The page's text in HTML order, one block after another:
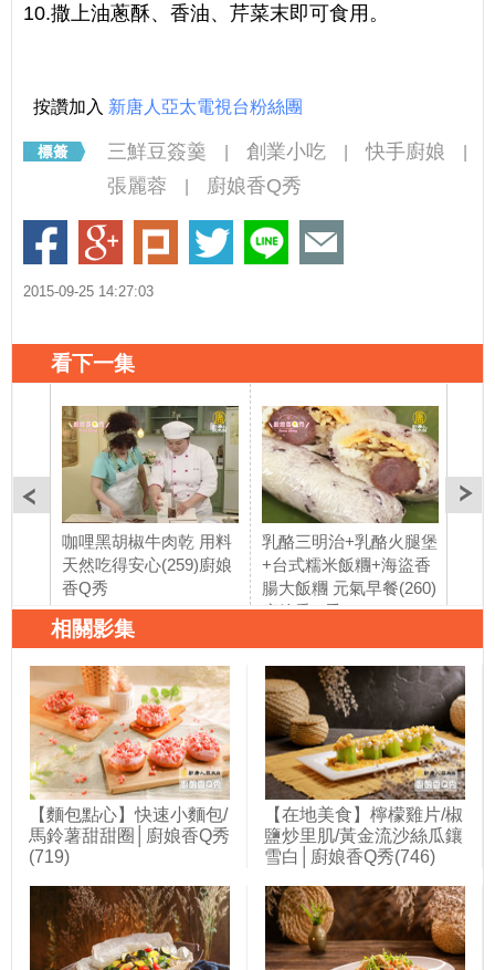
10.撒上油蔥酥、香油、芹菜末即可食用。
按讚加入 新唐人亞太電視台粉絲團
三鮮豆簽羹 創業小吃 快手廚娘
張麗蓉 廚娘香Q秀
2015-09-25 14:27:03
看下一集
咖哩黑胡椒牛肉乾 用料
天然吃得安心(259)廚娘
香Q秀
乳酪三明治+乳酪火腿堡
+台式糯米飯糰+海盜香
腸大飯糰 元氣早餐(260)
廚娘香Q秀
相關影集
【麵包點心】快速小麵包/
馬鈴薯甜甜圈│廚娘香Q秀
(719)
【在地美食】檸檬雞片/椒
鹽炒里肌/黃金流沙絲瓜鑲
雪白│廚娘香Q秀(746)